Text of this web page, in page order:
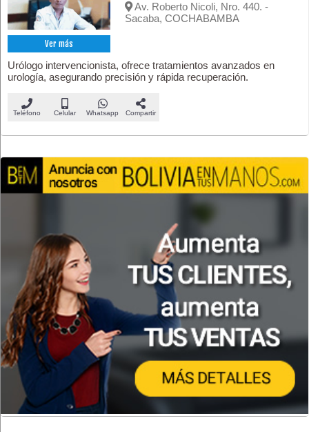
Ver más
Av. Roberto Nicoli, Nro. 440. -
Sacaba, COCHABAMBA
Urólogo intervencionista, ofrece tratamientos avanzados en
urología, asegurando precisión y rápida recuperación.
Teléfono Celular Whatsapp Compartir